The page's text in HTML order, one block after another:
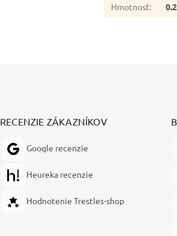
Hmotnosť:
RECENZIE ZÁKAZNÍKOV
Google recenzie
Heureka recenzie
Hodnotenie Trestles-shop